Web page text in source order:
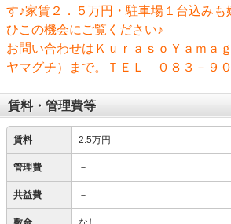
す♪家賃２．５万円・駐車場１台込み
ひこの機会にご覧ください♪
お問い合わせはＫｕｒａｓｏＹａｍａ
ヤマグチ）まで。ＴＥＬ ０８３－９
賃料・管理費等
賃料 2.5万円
管理費 －
共益費 －